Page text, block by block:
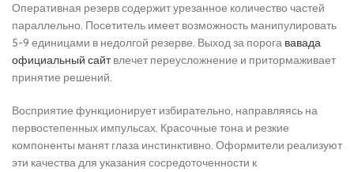
Оперативная резерв содержит урезанное количество частей
параллельно. Посетитель имеет возможность манипулировать
5-9 единицами в недолгой резерве. Выход за порога вавада
официальный сайтвлечет переусложнение и притормаживает
принятие решений.
Восприятие функционирует избирательно, направляясь на
первостепенных импульсах. Красочные тона и резкие
компоненты манят глаза инстинктивно. Оформители реализуют
эти качества для указания сосредоточенности к